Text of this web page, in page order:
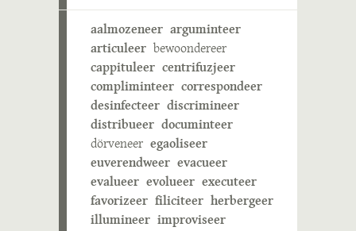
aalmozeneer arguminteer
articuleer bewoondereer
cappituleer centrifuzjeer
compliminteer correspondeer
desinfecteer discrimineer
distribueer documinteer
dörveneer egaoliseer
euverendweer evacueer
evalueer evolueer executeer
favorizeer filiciteer herbergeer
illumineer improviseer